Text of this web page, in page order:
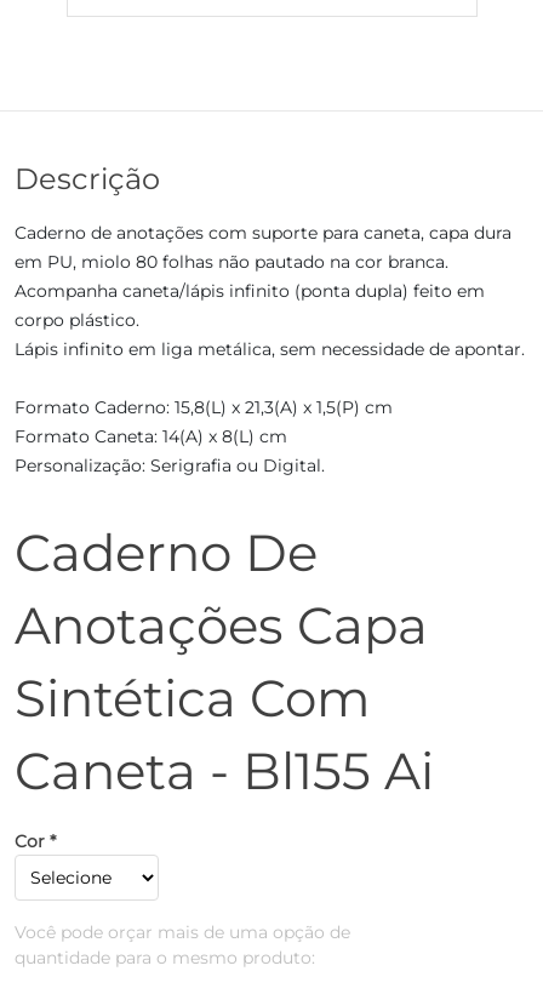
Descrição
Caderno de anotações com suporte para caneta, capa dura
em PU, miolo 80 folhas não pautado na cor branca.
Acompanha caneta/lápis infinito (ponta dupla) feito em
corpo plástico.
Lápis infinito em liga metálica, sem necessidade de apontar.
Formato Caderno: 15,8(L) x 21,3(A) x 1,5(P) cm
Formato Caneta: 14(A) x 8(L) cm
Personalização: Serigrafia ou Digital.
Caderno De
Anotações Capa
Sintética Com
Caneta - Bl155 Ai
Cor *
Você pode orçar mais de uma opção de
quantidade para o mesmo produto: